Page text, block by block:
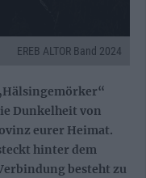
EREB ALTOR Band 2024
Dunkelheit von
eurer Heimat.
hinter dem
besteht zu